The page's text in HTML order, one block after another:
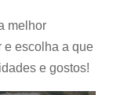
melhor
e escolha a que
e gostos!